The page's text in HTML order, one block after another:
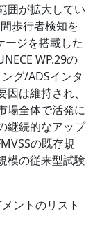
囲が拡大してい
歩行者検知を
ージを搭載した
WP.29の
グ/ADSインタ
は維持され、
場全体で活発に
継続的なアップ
の既存規
模の従来型試験
ントのリスト